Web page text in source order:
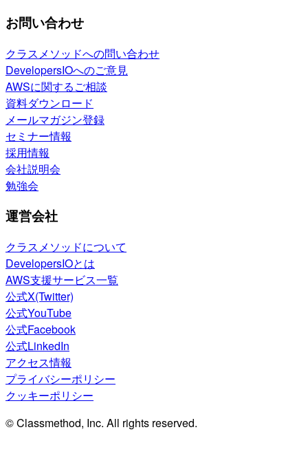
お問い合わせ
クラスメソッドへの問い合わせ
DevelopersIOへのご意見
AWSに関するご相談
資料ダウンロード
メールマガジン登録
セミナー情報
採用情報
会社説明会
勉強会
運営会社
クラスメソッドについて
DevelopersIOとは
AWS支援サービス一覧
公式X(Twitter)
公式YouTube
公式Facebook
公式LinkedIn
アクセス情報
プライバシーポリシー
クッキーポリシー
© Classmethod, Inc. All rights reserved.